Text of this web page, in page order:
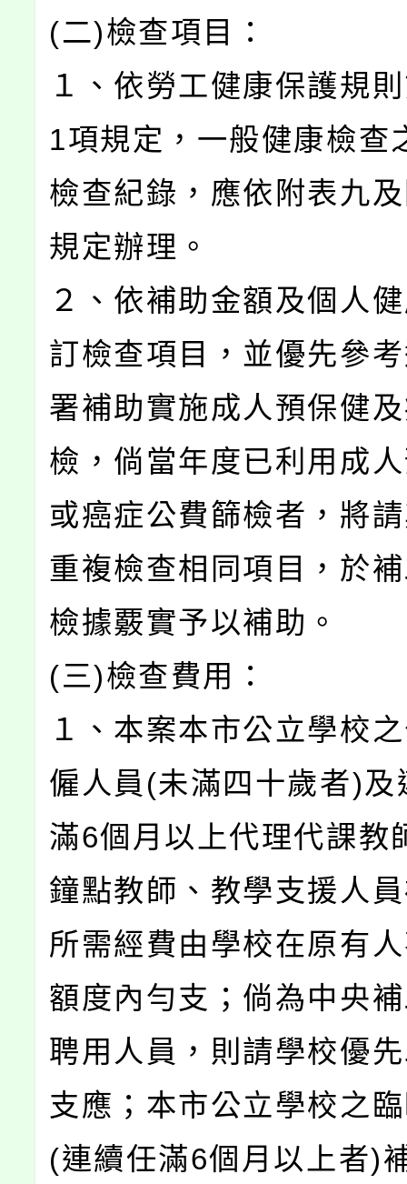
(二)檢查項目：
１、依勞工健康保護規
1項規定，一般健康檢查
檢查紀錄，應依附表九
規定辦理。
２、依補助金額及個人
訂檢查項目，並優先參
署補助實施成人預保健
檢，倘當年度已利用成
或癌症公費篩檢者，將
重複檢查相同項目，於
檢據覈實予以補助。
(三)檢查費用：
１、本案本市公立學校
僱人員(未滿四十歲者)及
滿6個月以上代理代課教
鐘點教師、教學支援人
所需經費由學校在原有
額度內勻支；倘為中央
聘用人員，則請學校優
支應；本市公立學校之
(連續任滿6個月以上者)